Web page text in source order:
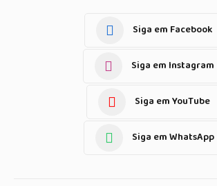
Siga em Facebook
Siga em Instagram
Siga em YouTube
Siga em WhatsApp